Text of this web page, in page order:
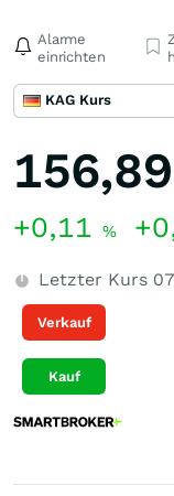
Alarme
einrichten
KAG Kurs
156,89
+0,11 %
Letzter Kurs
Verkauf
Kauf